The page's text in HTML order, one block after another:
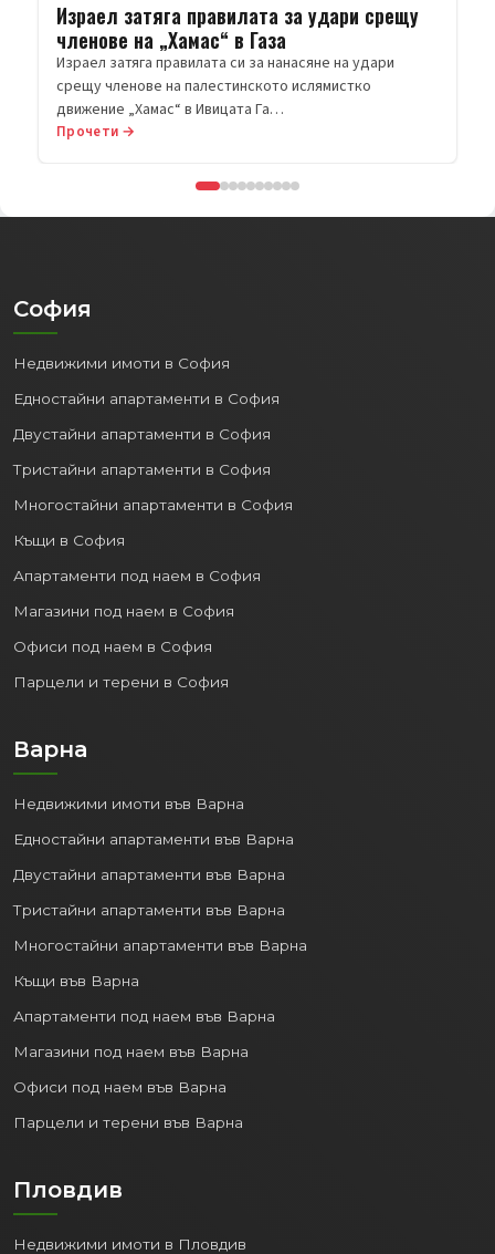
Прочети →
София
Недвижими имоти в София
Едностайни апартаменти в София
Двустайни апартаменти в София
Тристайни апартаменти в София
Многостайни апартаменти в София
Къщи в София
Апартаменти под наем в София
Магазини под наем в София
Офиси под наем в София
Парцели и терени в София
Варна
Недвижими имоти във Варна
Едностайни апартаменти във Варна
Двустайни апартаменти във Варна
Тристайни апартаменти във Варна
Многостайни апартаменти във Варна
Къщи във Варна
Апартаменти под наем във Варна
Магазини под наем във Варна
Офиси под наем във Варна
Парцели и терени във Варна
Пловдив
Недвижими имоти в Пловдив